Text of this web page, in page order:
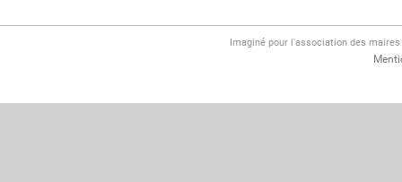
Imaginé pour l'association des